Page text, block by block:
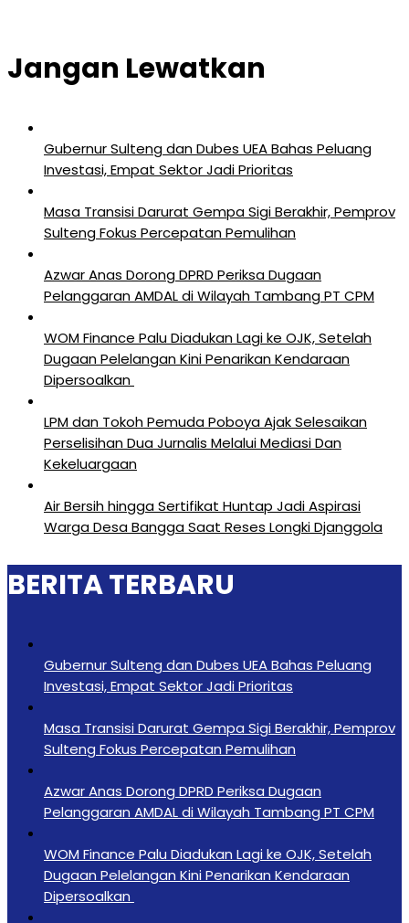
Jangan Lewatkan
Gubernur Sulteng dan Dubes UEA Bahas Peluang
Investasi, Empat Sektor Jadi Prioritas
Masa Transisi Darurat Gempa Sigi Berakhir, Pemprov
Sulteng Fokus Percepatan Pemulihan
Azwar Anas Dorong DPRD Periksa Dugaan
Pelanggaran AMDAL di Wilayah Tambang PT CPM
‎WOM Finance Palu Diadukan Lagi ke OJK, Setelah
Dugaan Pelelangan Kini Penarikan Kendaraan
Dipersoalkan ‎
LPM dan Tokoh Pemuda Poboya Ajak Selesaikan
Perselisihan Dua Jurnalis Melalui Mediasi Dan
Kekeluargaan
Air Bersih hingga Sertifikat Huntap Jadi Aspirasi
Warga Desa Bangga Saat Reses Longki Djanggola
BERITA TERBARU
Gubernur Sulteng dan Dubes UEA Bahas Peluang
Investasi, Empat Sektor Jadi Prioritas
Masa Transisi Darurat Gempa Sigi Berakhir, Pemprov
Sulteng Fokus Percepatan Pemulihan
Azwar Anas Dorong DPRD Periksa Dugaan
Pelanggaran AMDAL di Wilayah Tambang PT CPM
‎WOM Finance Palu Diadukan Lagi ke OJK, Setelah
Dugaan Pelelangan Kini Penarikan Kendaraan
Dipersoalkan ‎